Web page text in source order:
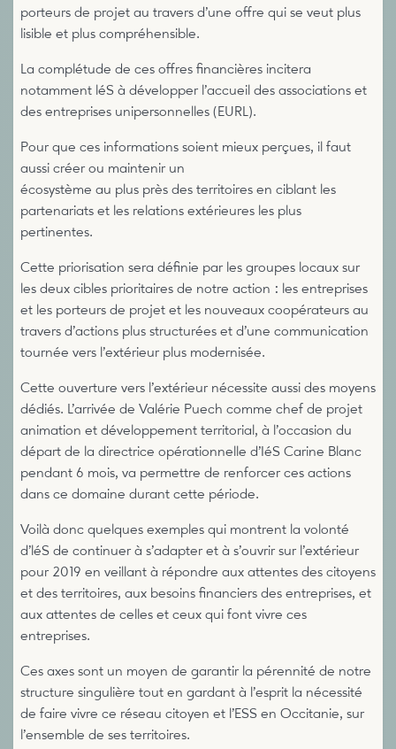
porteurs de projet au travers d’une offre qui se veut plus
lisible et plus compréhensible.
La complétude de ces offres financières incitera
notamment léS à développer l’accueil des associations et
des entreprises unipersonnelles (EURL).
Pour que ces informations soient mieux perçues, il faut
aussi créer ou maintenir un
écosystème au plus près des territoires en ciblant les
partenariats et les relations extérieures les plus
pertinentes.
Cette priorisation sera définie par les groupes locaux sur
les deux cibles prioritaires de notre action : les entreprises
et les porteurs de projet et les nouveaux coopérateurs au
travers d’actions plus structurées et d’une communication
tournée vers l’extérieur plus modernisée.
Cette ouverture vers l’extérieur nécessite aussi des moyens
dédiés. L’arrivée de Valérie Puech comme chef de projet
animation et développement territorial, à l’occasion du
départ de la directrice opérationnelle d’IéS Carine Blanc
pendant 6 mois, va permettre de renforcer ces actions
dans ce domaine durant cette période.
Voilà donc quelques exemples qui montrent la volonté
d’léS de continuer à s’adapter et à s’ouvrir sur l’extérieur
pour 2019 en veillant à répondre aux attentes des citoyens
et des territoires, aux besoins financiers des entreprises, et
aux attentes de celles et ceux qui font vivre ces
entreprises.
Ces axes sont un moyen de garantir la pérennité de notre
structure singulière tout en gardant à l’esprit la nécessité
de faire vivre ce réseau citoyen et l’ESS en Occitanie, sur
l’ensemble de ses territoires.